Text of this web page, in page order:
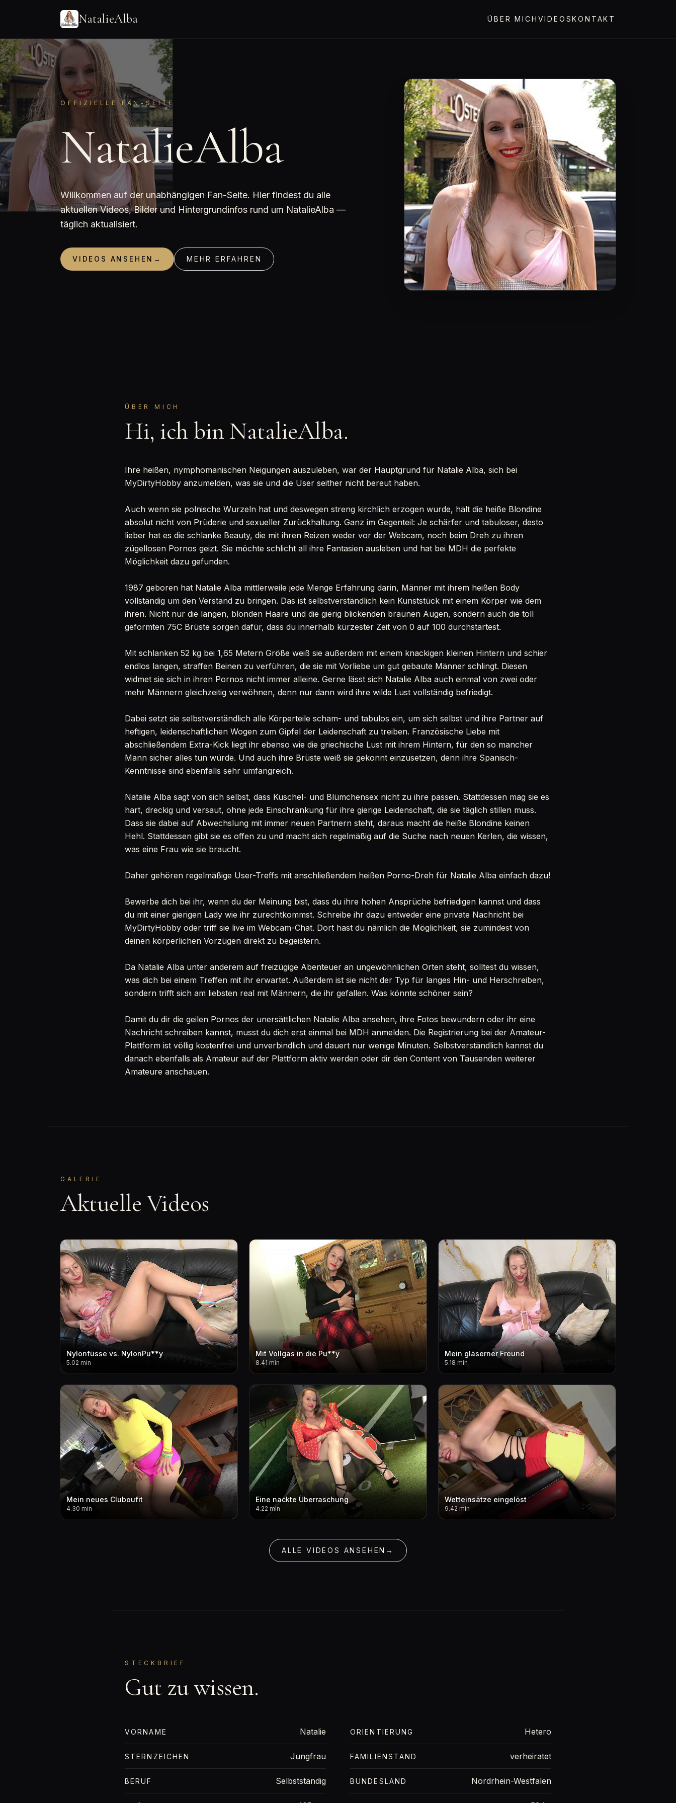
NatalieAlba ÜBER MICH VIDEOSKONTAKT
OFFIZIELLE FAN-SEITE
NatalieAlba
Willkommen auf der unabhängigen Fan-Seite. Hier findest du alle
aktuellen Videos, Bilder und Hintergrundinfos rund um NatalieAlba —
täglich aktualisiert.
VIDEOS ANSEHEN → MEHR ERFAHREN
ÜBER MICH
Hi, ich bin NatalieAlba.
Ihre heißen, nymphomanischen Neigungen auszuleben, war der Hauptgrund für Natalie Alba, sich bei
MyDirtyHobby anzumelden, was sie und die User seither nicht bereut haben.
Auch wenn sie polnische Wurzeln hat und deswegen streng kirchlich erzogen wurde, hält die heiße Blondine
absolut nicht von Prüderie und sexueller Zurückhaltung. Ganz im Gegenteil: Je schärfer und tabuloser, desto
lieber hat es die schlanke Beauty, die mit ihren Reizen weder vor der Webcam, noch beim Dreh zu ihren
zügellosen Pornos geizt. Sie möchte schlicht all ihre Fantasien ausleben und hat bei MDH die perfekte
Möglichkeit dazu gefunden.
1987 geboren hat Natalie Alba mittlerweile jede Menge Erfahrung darin, Männer mit ihrem heißen Body
vollständig um den Verstand zu bringen. Das ist selbstverständlich kein Kunststück mit einem Körper wie dem
ihren. Nicht nur die langen, blonden Haare und die gierig blickenden braunen Augen, sondern auch die toll
geformten 75C Brüste sorgen dafür, dass du innerhalb kürzester Zeit von 0 auf 100 durchstartest.
Mit schlanken 52 kg bei 1,65 Metern Größe weiß sie außerdem mit einem knackigen kleinen Hintern und schier
endlos langen, straffen Beinen zu verführen, die sie mit Vorliebe um gut gebaute Männer schlingt. Diesen
widmet sie sich in ihren Pornos nicht immer alleine. Gerne lässt sich Natalie Alba auch einmal von zwei oder
mehr Männern gleichzeitig verwöhnen, denn nur dann wird ihre wilde Lust vollständig befriedigt.
Dabei setzt sie selbstverständlich alle Körperteile scham- und tabulos ein, um sich selbst und ihre Partner auf
heftigen, leidenschaftlichen Wogen zum Gipfel der Leidenschaft zu treiben. Französische Liebe mit
abschließendem Extra-Kick liegt ihr ebenso wie die griechische Lust mit ihrem Hintern, für den so mancher
Mann sicher alles tun würde. Und auch ihre Brüste weiß sie gekonnt einzusetzen, denn ihre Spanisch-
Kenntnisse sind ebenfalls sehr umfangreich.
Natalie Alba sagt von sich selbst, dass Kuschel- und Blümchensex nicht zu ihre passen. Stattdessen mag sie es
hart, dreckig und versaut, ohne jede Einschränkung für ihre gierige Leidenschaft, die sie täglich stillen muss.
Dass sie dabei auf Abwechslung mit immer neuen Partnern steht, daraus macht die heiße Blondine keinen
Hehl. Stattdessen gibt sie es offen zu und macht sich regelmäßig auf die Suche nach neuen Kerlen, die wissen,
was eine Frau wie sie braucht.
Daher gehören regelmäßige User-Treffs mit anschließendem heißen Porno-Dreh für Natalie Alba einfach dazu!
Bewerbe dich bei ihr, wenn du der Meinung bist, dass du ihre hohen Ansprüche befriedigen kannst und dass
du mit einer gierigen Lady wie ihr zurechtkommst. Schreibe ihr dazu entweder eine private Nachricht bei
MyDirtyHobby oder triff sie live im Webcam-Chat. Dort hast du nämlich die Möglichkeit, sie zumindest von
deinen körperlichen Vorzügen direkt zu begeistern.
Da Natalie Alba unter anderem auf freizügige Abenteuer an ungewöhnlichen Orten steht, solltest du wissen,
was dich bei einem Treffen mit ihr erwartet. Außerdem ist sie nicht der Typ für langes Hin- und Herschreiben,
sondern trifft sich am liebsten real mit Männern, die ihr gefallen. Was könnte schöner sein?
Damit du dir die geilen Pornos der unersättlichen Natalie Alba ansehen, ihre Fotos bewundern oder ihr eine
Nachricht schreiben kannst, musst du dich erst einmal bei MDH anmelden. Die Registrierung bei der Amateur-
Plattform ist völlig kostenfrei und unverbindlich und dauert nur wenige Minuten. Selbstverständlich kannst du
danach ebenfalls als Amateur auf der Plattform aktiv werden oder dir den Content von Tausenden weiterer
Amateure anschauen.
GALERIE
Aktuelle Videos
Nylonfüsse vs. NylonPu**y
5.02 min
Mit Vollgas in die Pu**y
8.41 min
Mein gläserner Freund
5.18 min
Mein neues Cluboufit
4.30 min
Eine nackte Überraschung
4.22 min
Wetteinsätze eingelöst
9.42 min
ALLE VIDEOS ANSEHEN →
STECKBRIEF
Gut zu wissen.
VORNAME Natalie ORIENTIERUNG Hetero
STERNZEICHEN Jungfrau FAMILIENSTAND verheiratet
BERUF Selbstständig BUNDESLAND Nordrhein-Westfalen